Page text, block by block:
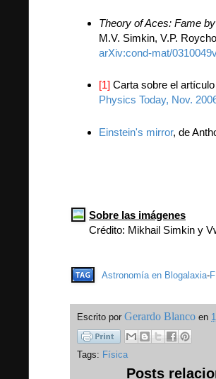
Theory of Aces: Fame
M.V. Simkin, V.P.
arXiv:cond-mat/
[1]Carta sobre el artículo
Physics Today, Nov.
Einstein's mirror‎, de
Sobre las imágenes
Crédito: Mikhail Simkin y
Astronomía en Blogalaxia-
Escrito por Gerardo Blanco en
Tags: Física
Posts